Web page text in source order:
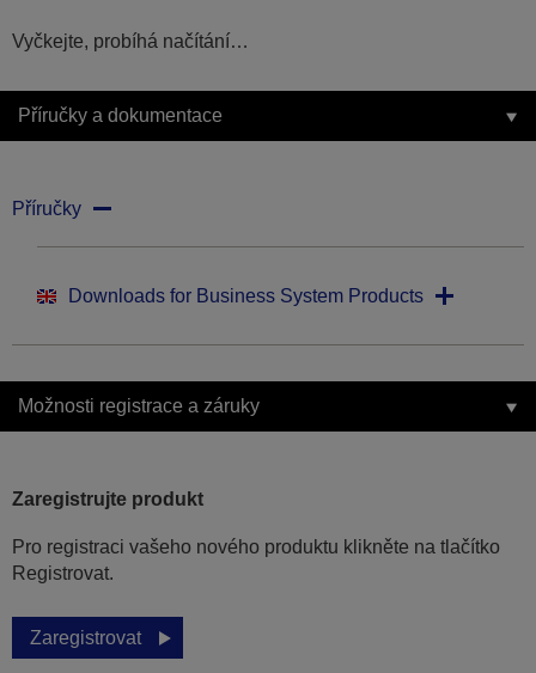
Vyčkejte, probíhá načítání…
Příručky a dokumentace
Příručky
Downloads for Business System Products
Možnosti registrace a záruky
Zaregistrujte produkt
Pro registraci vašeho nového produktu klikněte na tlačítko
Registrovat.
Zaregistrovat